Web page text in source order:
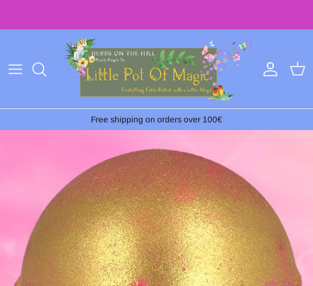
Free shipping on orders over 100€